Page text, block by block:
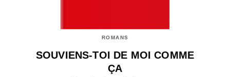
ROMANS
SOUVIENS-TOI DE MOI COMME
ÇA